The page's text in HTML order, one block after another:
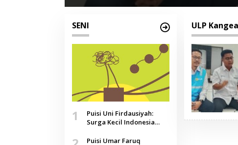
SENI
1
Puisi Uni Firdausiyah:
Surga Kecil Indonesia
Doa yang Jauh, Narasi
Puisi Umar Faruq
ULP